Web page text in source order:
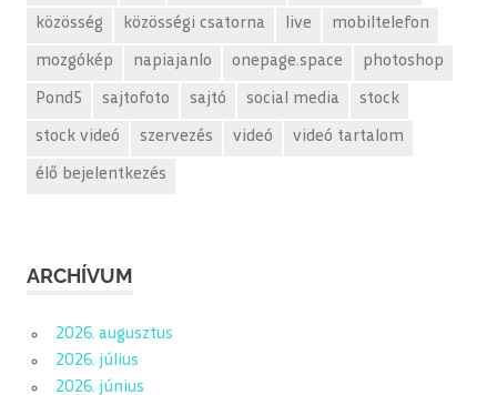
közösség közösségi csatorna live mobiltelefon
mozgókép napiajanlo onepage.space photoshop
Pond5 sajtofoto sajtó social media stock
stock videó szervezés videó videó tartalom
élő bejelentkezés
ARCHÍVUM
2026. augusztus
2026. július
2026. június